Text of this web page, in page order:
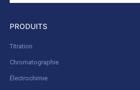
PRODUITS
Titration
Chromatographie
Électrochimie